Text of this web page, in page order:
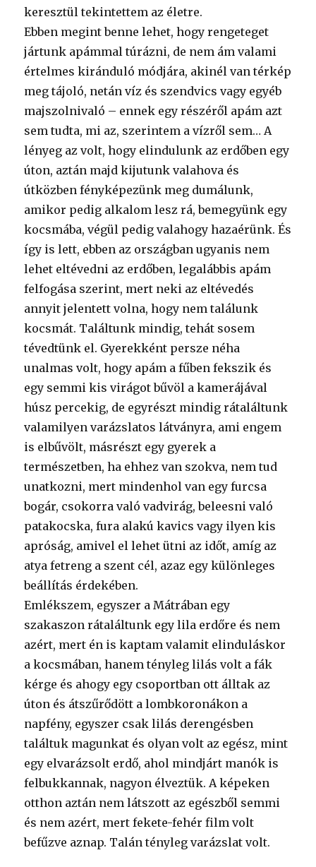
keresztül tekintettem az életre.
Ebben megint benne lehet, hogy rengeteget
jártunk apámmal túrázni, de nem ám valami
értelmes kiránduló módjára, akinél van térkép
meg tájoló, netán víz és szendvics vagy egyéb
majszolnivaló – ennek egy részéről apám azt
sem tudta, mi az, szerintem a vízről sem… A
lényeg az volt, hogy elindulunk az erdőben egy
úton, aztán majd kijutunk valahova és
útközben fényképezünk meg dumálunk,
amikor pedig alkalom lesz rá, bemegyünk egy
kocsmába, végül pedig valahogy hazaérünk. És
így is lett, ebben az országban ugyanis nem
lehet eltévedni az erdőben, legalábbis apám
felfogása szerint, mert neki az eltévedés
annyit jelentett volna, hogy nem találunk
kocsmát. Találtunk mindig, tehát sosem
tévedtünk el. Gyerekként persze néha
unalmas volt, hogy apám a fűben fekszik és
egy semmi kis virágot bűvöl a kamerájával
húsz percekig, de egyrészt mindig rátaláltunk
valamilyen varázslatos látványra, ami engem
is elbűvölt, másrészt egy gyerek a
természetben, ha ehhez van szokva, nem tud
unatkozni, mert mindenhol van egy furcsa
bogár, csokorra való vadvirág, beleesni való
patakocska, fura alakú kavics vagy ilyen kis
apróság, amivel el lehet ütni az időt, amíg az
atya fetreng a szent cél, azaz egy különleges
beállítás érdekében.
Emlékszem, egyszer a Mátrában egy
szakaszon rátaláltunk egy lila erdőre és nem
azért, mert én is kaptam valamit elinduláskor
a kocsmában, hanem tényleg lilás volt a fák
kérge és ahogy egy csoportban ott álltak az
úton és átszűrődött a lombkoronákon a
napfény, egyszer csak lilás derengésben
találtuk magunkat és olyan volt az egész, mint
egy elvarázsolt erdő, ahol mindjárt manók is
felbukkannak, nagyon élveztük. A képeken
otthon aztán nem látszott az egészből semmi
és nem azért, mert fekete-fehér film volt
befűzve aznap. Talán tényleg varázslat volt.